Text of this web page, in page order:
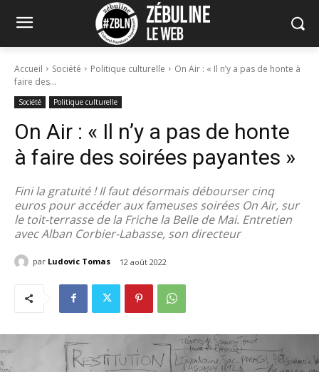
Accueil Société Politique culturelle
On Air : « Il n’y a pas de honte à
faire des...
Société Politique culturelle
On Air : « Il n’y a pas de honte
à faire des soirées payantes »
Fini la gratuité ! Il faut désormais débourser cinq
euros pour accéder aux fameuses soirées On Air, sur
le toit-terrasse de la Friche la Belle de Mai. Entretien
avec Alban Corbier-Labasse, son directeur
par Ludovic Tomas 12 août 2022